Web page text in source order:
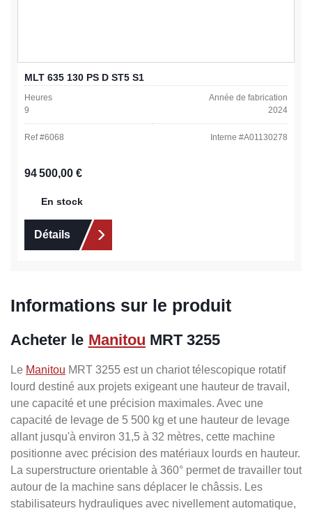
MLT 635 130 PS D ST5 S1
Heures
9
Année de fabrication
2024
Ref #6068 Interne #A01130278
Prix régulier :
94 500,00 €
En stock
Détails
Informations sur le produit
Acheter le Manitou MRT 3255
Le Manitou MRT 3255 est un chariot télescopique rotatif
lourd destiné aux projets exigeant une hauteur de travail,
une capacité et une précision maximales. Avec une
capacité de levage de 5 500 kg et une hauteur de levage
allant jusqu'à environ 31,5 à 32 mètres, cette machine
positionne avec précision des matériaux lourds en hauteur.
La superstructure orientable à 360° permet de travailler tout
autour de la machine sans déplacer le châssis. Les
stabilisateurs hydrauliques avec nivellement automatique,